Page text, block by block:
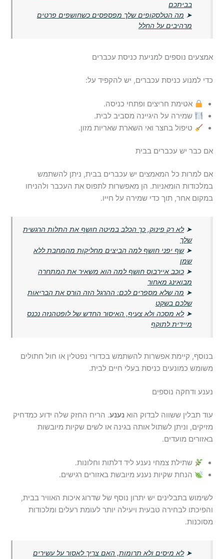
בביתכם
➤ מה הטלסקופים שלך מפספסים כשחושפים פרטים
מרהיבים על החלל
אמצעים נוספים למניעת כניסת עכברים
כדי למנוע כניסת עכברים, יש להקפיד על:
אטימת חריצים ופתחי כניסה.
שמירה על היגיינה מסביב לבית.
טיפול בחצר ואי השארת שאריות מזון.
אם כבר יש עכברים בבית
אם למרות כל המאמצים יש עכברים בבית, ניתן להשתמש
במלכודות הומאניות. הן מאפשרות לתפוס את העכבר ולהניחו
במקום אחר, תוך כדי שמירה על חייו.
➤לא רק פינוק, כך הכלב במיטה חושף את התלות הרגשית
שלך
➤שף יפני חושף למה הביצים מחליקות מהמחבת ללא
שמן
➤כוכב איירבוס חושף למה הוא משאיר את המתחרה
מבואינג מאחור
➤ מה שלא מספרים לכם: ההרגל הזה הורס את הבריאות
שלכם בשקט
➤לא מסכה ולא צעיף, האיסור החדש של לופטהנזה נכנס
מיידית לתוקף
בנוסף, קיימת אפשרות להשתמש בכדורי נפטלין או חול חתולים
משומש כמונעים כניסת בעלי חיים לבית.
נענע ודחקה נוספים
עוד תבלין ששווה לבדוק הואנענע. הריח החזק שלה ידוע כמדחיק
מזיקים, וניתן לשתול אותה בגינה או לשים שקיות מיובשות
באזורים מועדים.
שתילת צמחי נענע ליד דלתות וחלונות.
הנחת שקיות נענע מיובשת באזורים רגישים.
לשימוש בתבלינים יש יתרון נוסף של שדרוג איכות האוויר בבית,
והפיכתו לבחירה טבעית ויעילה יותר לעומת רעלים ומלכודות
מסוכנות.
➤לא מיסים ולא תרומות, האם צריך לאסור על עשירים